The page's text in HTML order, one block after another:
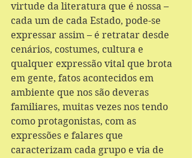
virtude da literatura que é nossa –
cada um de cada Estado, pode-se
expressar assim – é retratar desde
cenários, costumes, cultura e
qualquer expressão vital que brota
em gente, fatos acontecidos em
ambiente que nos são deveras
familiares, muitas vezes nos tendo
como protagonistas, com as
expressões e falares que
caracterizam cada grupo e via de